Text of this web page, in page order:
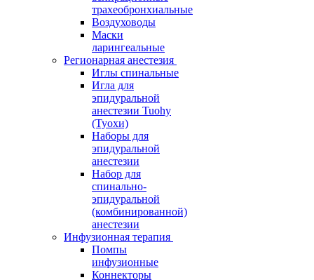
трахеобронхиальные
Воздуховоды
Маски
ларингеальные
Регионарная анестезия
Иглы спинальные
Игла для
эпидуральной
анестезии Tuohy
(Туохи)
Наборы для
эпидуральной
анестезии
Набор для
спинально-
эпидуральной
(комбинированной)
анестезии
Инфузионная терапия
Помпы
инфузионные
Коннекторы